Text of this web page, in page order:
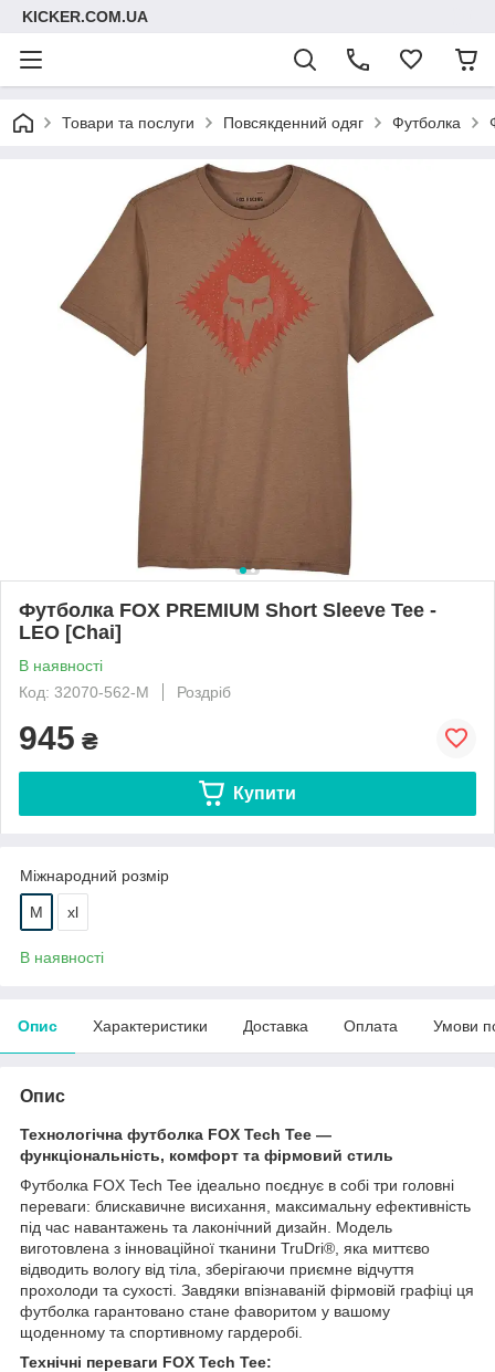
KICKER.COM.UA
Товари та послуги Повсякденний одяг Футболка
Футболка FOX PREMIUM Short Sleeve Tee -
LEO [Chai]
В наявності
Код: 32070-562-M
Роздріб
945 ₴
Купити
Міжнародний розмір
M xl
В наявності
Опис Характеристики Доставка Оплата Умови
Опис
Технологічна футболка FOX Tech Tee —
функціональність, комфорт та фірмовий стиль
Футболка FOX Tech Tee ідеально поєднує в собі три головні
переваги: блискавичне висихання, максимальну ефективність
під час навантажень та лаконічний дизайн. Модель
виготовлена з інноваційної тканини TruDri®, яка миттєво
відводить вологу від тіла, зберігаючи приємне відчуття
прохолоди та сухості. Завдяки впізнаваній фірмовій графіці ця
футболка гарантовано стане фаворитом у вашому
щоденному та спортивному гардеробі.
Технічні переваги FOX Tech Tee: